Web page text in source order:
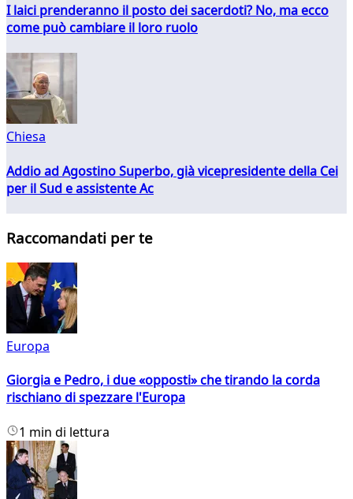
I laici prenderanno il posto dei sacerdoti? No, ma ecco
come può cambiare il loro ruolo
Chiesa
Addio ad Agostino Superbo, già vicepresidente della Cei
per il Sud e assistente Ac
Raccomandati per te
Europa
Giorgia e Pedro, i due «opposti» che tirando la corda
rischiano di spezzare l'Europa
1 min di lettura